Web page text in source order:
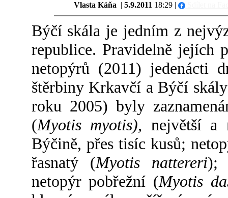
Vlasta Káňa | 5.9.2011 18:29 | Sdílet na
Býčí skála je jedním z
republice. Pravidelně jejích
netopýrů (2011) jedenácti
štěrbiny Krkavčí a Býčí
roku 2005) byly
(Myotis myotis), největší a
Býčině, přes tisíc kusů;
řasnatý (Myotis nattereri);
netopýr pobřežní (Myotis